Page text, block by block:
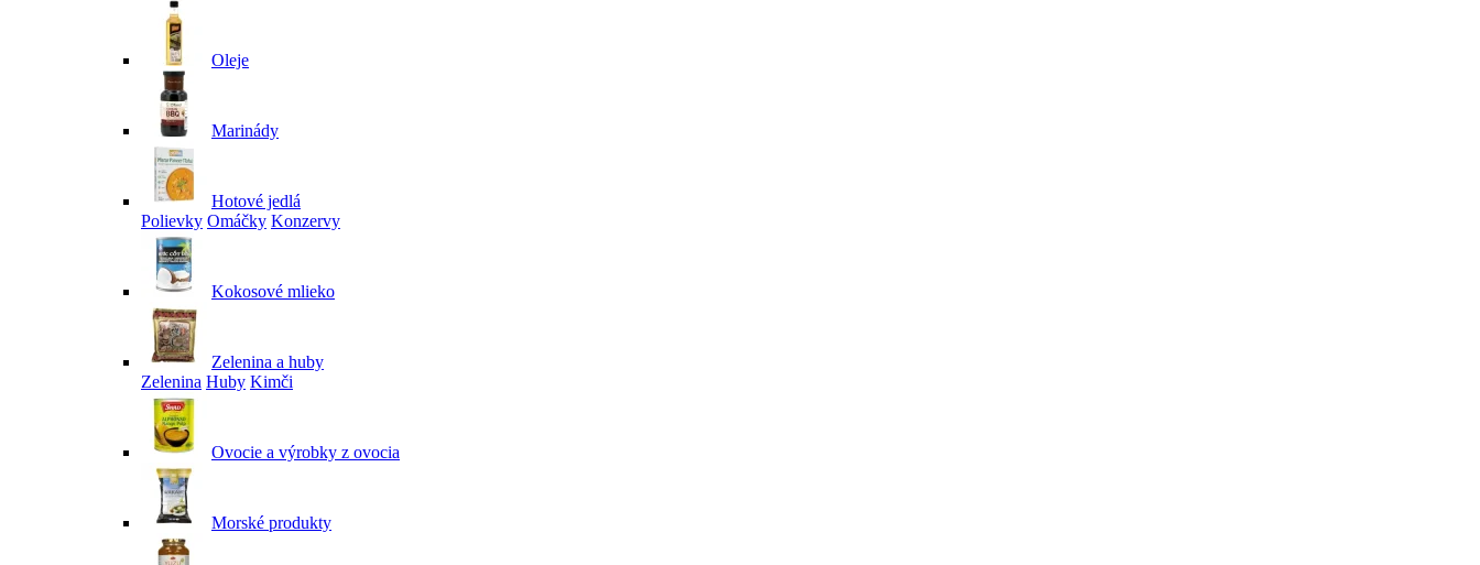
Oleje
Marinády
Hotové jedlá
Polievky Omáčky Konzervy
Kokosové mlieko
Zelenina a huby
Zelenina Huby Kimči
Ovocie a výrobky z ovocia
Morské produkty